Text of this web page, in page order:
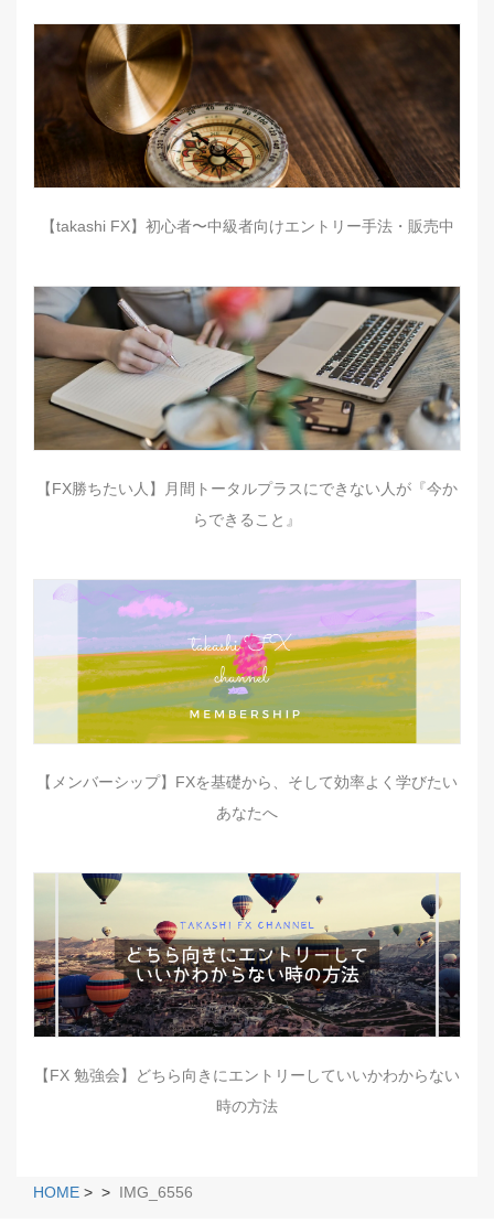
【takashi FX】初心者〜中級者向けエントリー手法・販売中
【FX勝ちたい人】月間トータルプラスにできない人が『今か
らできること』
【メンバーシップ】FXを基礎から、そして効率よく学びたい
あなたへ
【FX 勉強会】どちら向きにエントリーしていいかわからない
時の方法
HOME > > IMG_6556